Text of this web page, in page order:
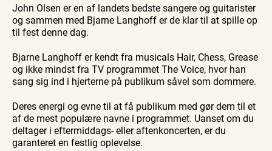
John Olsen er en af landets bedste sangere og guitarister
og sammen med Bjarne Langhoff er de klar til at spille op
til fest denne dag.
Bjarne Langhoff er kendt fra musicals Hair, Chess, Grease
og ikke mindst fra TV programmet The Voice, hvor han
sang sig ind i hjerterne på publikum såvel som dommere.
Deres energi og evne til at få publikum med gør dem til et
af de mest populære navne i programmet. Uanset om du
deltager i eftermiddags- eller aftenkoncerten, er du
garanteret en festlig oplevelse.